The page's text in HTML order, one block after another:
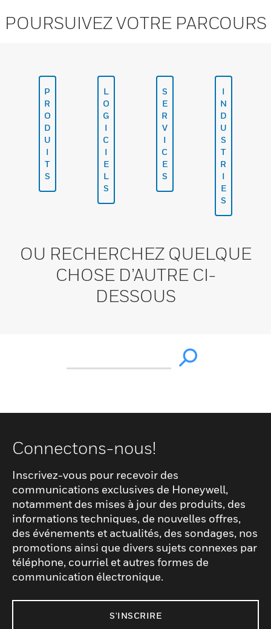
POURSUIVEZ VOTRE PARCOURS
P
R
O
D
U
I
T
S
L
O
G
I
C
I
E
L
S
S
E
R
V
I
C
E
S
I
N
D
U
S
T
R
I
E
S
OU RECHERCHEZ QUELQUE
CHOSE D’AUTRE CI-
DESSOUS
Connectons-nous!
Inscrivez-vous pour recevoir des
communications exclusives de Honeywell,
notamment des mises à jour des produits, des
informations techniques, de nouvelles offres,
des événements et actualités, des sondages, nos
promotions ainsi que divers sujets connexes par
téléphone, courriel et autres formes de
communication électronique.
S'INSCRIRE